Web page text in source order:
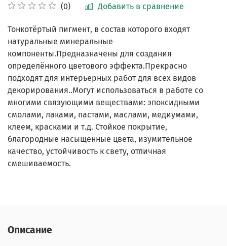
(0) Добавить в сравнение
Тонкотёртый пигмент, в состав которого входят
натуральные минеральные
компоненты.Предназначены для создания
определённого цветового эффекта.Прекрасно
подходят для интерьерных работ для всех видов
декорирования..Могут использоваться в работе со
многими связующими веществами: эпоксидными
смолами, лаками, пастами, маслами, медиумами,
клеем, красками и т.д. Стойкое покрытие,
благородные насыщенные цвета, изумительное
качество, устойчивость к свету, отличная
смешиваемость.
Описание